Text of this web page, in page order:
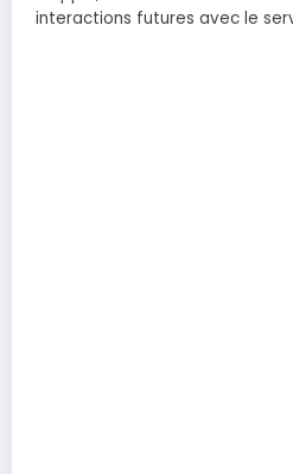
interactions futures avec le